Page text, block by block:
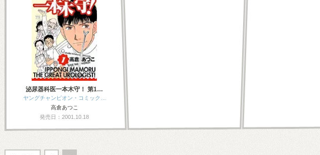
泌尿器科医一本木守！ 第1…
ヤングチャンピオン・コミック…
高倉あつこ
発売日：2001.10.18